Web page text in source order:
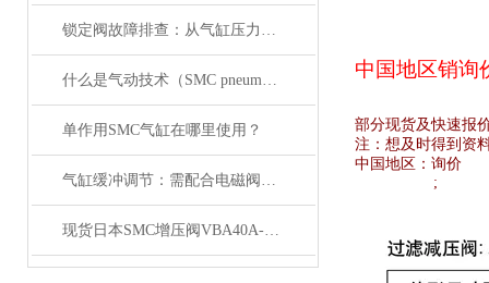
锁定阀故障排查：从气缸压力变化与电磁阀信号入手
什么是气动技术（SMC pneumatics）
单作用SMC气缸在哪里使用？
气缸缓冲调节：需配合电磁阀的响应速度来调整
现货日本SMC增压阀VBA40A-04GN
中国地区销询
部分现货及快速报
注：想及时得到资
中国地区： 询价
;